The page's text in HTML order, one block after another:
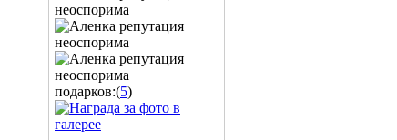
подарков:(5)